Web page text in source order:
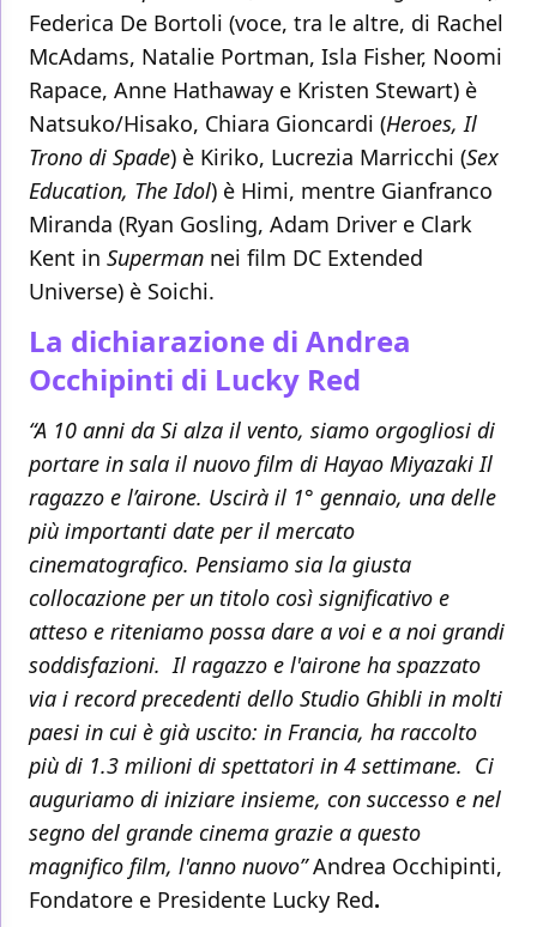
Federica De Bortoli (voce, tra le altre, di Rachel
McAdams, Natalie Portman, Isla Fisher, Noomi
Rapace, Anne Hathaway e Kristen Stewart) è
Natsuko/Hisako, Chiara Gioncardi (Heroes, Il
Trono di Spade) è Kiriko, Lucrezia Marricchi (Sex
Education, The Idol) è Himi, mentre Gianfranco
Miranda (Ryan Gosling, Adam Driver e Clark
Kent in Superman nei film DC Extended
Universe) è Soichi.
La dichiarazione di Andrea
Occhipinti di Lucky Red
“A 10 anni da Si alza il vento, siamo orgogliosi di
portare in sala il nuovo film di Hayao Miyazaki Il
ragazzo e l’airone. Uscirà il 1° gennaio, una delle
più importanti date per il mercato
cinematografico. Pensiamo sia la giusta
collocazione per un titolo così significativo e
atteso e riteniamo possa dare a voi e a noi grandi
soddisfazioni. Il ragazzo e l'airone ha spazzato
via i record precedenti dello Studio Ghibli in molti
paesi in cui è già uscito: in Francia, ha raccolto
più di 1.3 milioni di spettatori in 4 settimane. Ci
auguriamo di iniziare insieme, con successo e nel
segno del grande cinema grazie a questo
magnifico film, l'anno nuovo”Andrea Occhipinti,
Fondatore e Presidente Lucky Red.